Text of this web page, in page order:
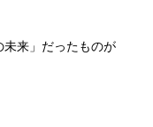
来」だったものが